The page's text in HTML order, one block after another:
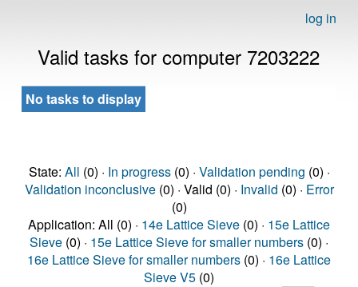
log in
Valid tasks for computer 7203222
No tasks to display
State: All (0) · In progress(0) · Validation pending (0) ·
Validation inconclusive(0) · Valid (0) · Invalid (0) · Error
(0)
Application: All (0) · 14e Lattice Sieve (0) · 15e Lattice
Sieve (0) · 15e Lattice Sieve for smaller numbers (0) ·
16e Lattice Sieve for smaller numbers (0) · 16e Lattice
Sieve V5 (0)